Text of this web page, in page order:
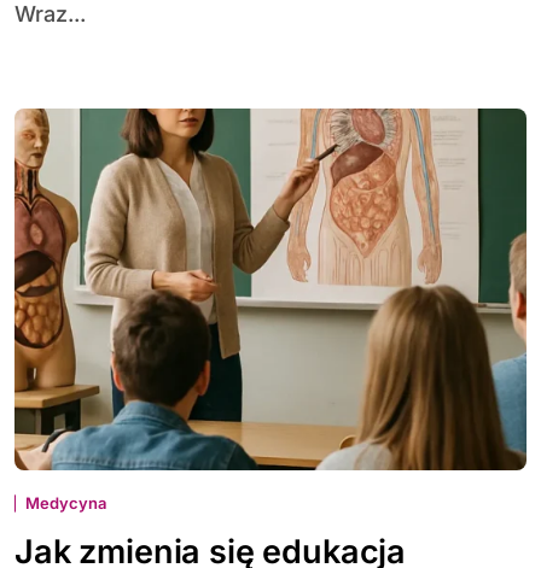
Wraz...
Medycyna
Jak zmienia się edukacja